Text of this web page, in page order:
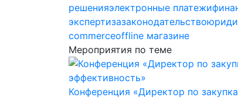
решенияэлектронные платежи
экспертизазаконодательство
commerceoffline магазине
Мероприятия по теме
Конференция «Директор по